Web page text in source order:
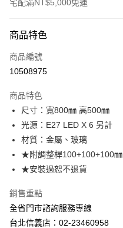
宅配滿NT$5,000免運
信用卡一次付款
LINE Pay
街口支付
悠遊付
Google Pay
全盈+PAY
AFTEE先享後付
相關說明
【關於「AFTEE先享後付」】
商品特色
商品編號
10508975
商品特色
尺寸：寬800㎜ 高500㎜
光源：E27 LED X 6 另計
材質：金屬、玻璃
★附調整桿100+100+100㎜
★安裝過恕不退貨
銷售重點
全省門市諮詢服務專線
台北信義店：02-23460958